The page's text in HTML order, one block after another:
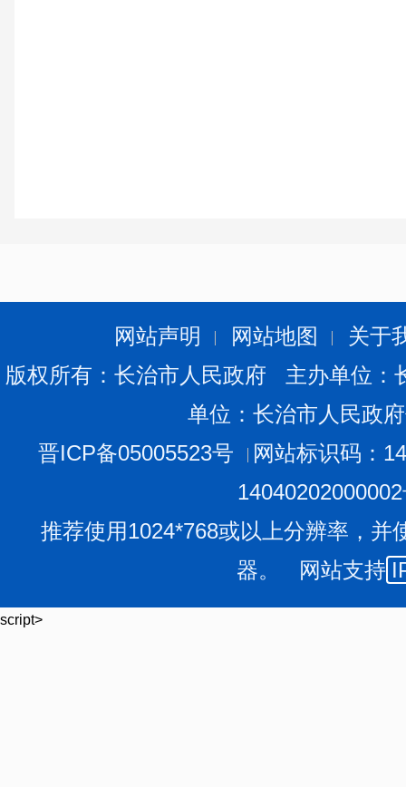
网站声明 网站地图
关于
版权所有：长治市人民政府 主办单位
单位：长治市人民政
晋ICP备05005523号
网站标识码：
推荐使用1024*768或以上分辨率，并
器。 网站支持
script>